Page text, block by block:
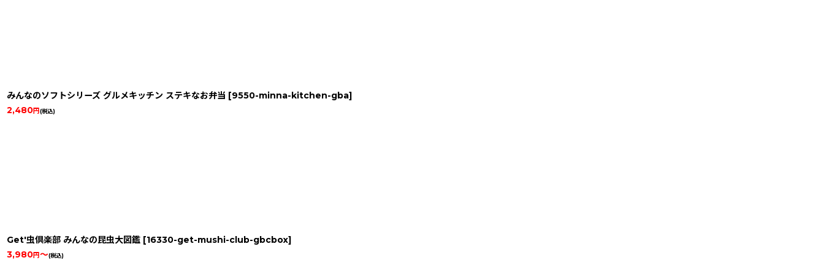
みんなのソフトシリーズ グルメキッチン ステキなお弁当 [9550-minna-kitchen-gba]
2,480円(税込)
Get'虫倶楽部 みんなの昆虫大図鑑 [16330-get-mushi-club-gbcbox]
3,980円～(税込)